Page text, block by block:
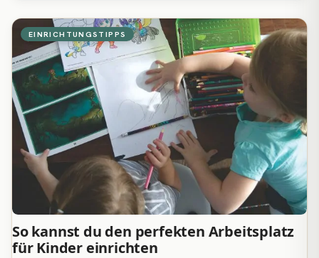
EINRICHTUNGSTIPPS
So kannst du den perfekten Arbeitsplatz
für Kinder einrichten